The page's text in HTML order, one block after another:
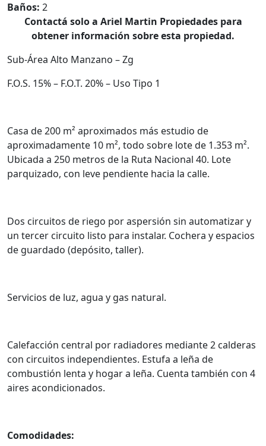
Baños: 2
Contactá solo a Ariel Martin Propiedades para
obtener información sobre esta propiedad.
Sub-Área Alto Manzano – Zg
F.O.S. 15% – F.O.T. 20% – Uso Tipo 1
Casa de 200 m² aproximados más estudio de
aproximadamente 10 m², todo sobre lote de 1.353 m².
Ubicada a 250 metros de la Ruta Nacional 40. Lote
parquizado, con leve pendiente hacia la calle.
Dos circuitos de riego por aspersión sin automatizar y
un tercer circuito listo para instalar. Cochera y espacios
de guardado (depósito, taller).
Servicios de luz, agua y gas natural.
Calefacción central por radiadores mediante 2 calderas
con circuitos independientes. Estufa a leña de
combustión lenta y hogar a leña. Cuenta también con 4
aires acondicionados.
Comodidades: